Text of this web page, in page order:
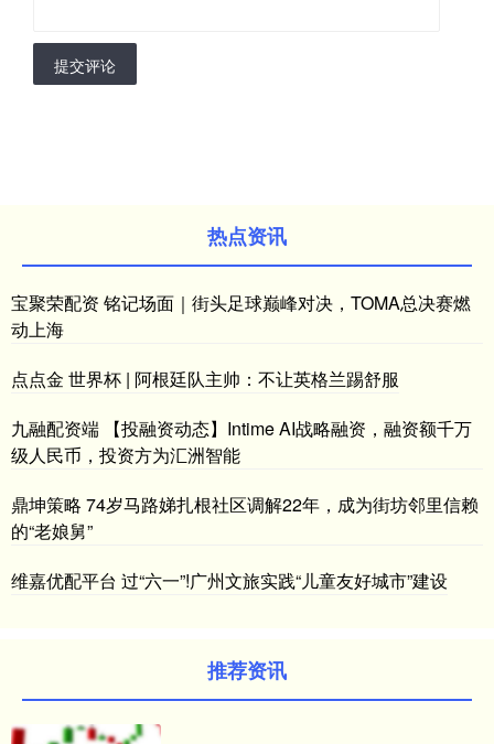
提交评论
热点资讯
宝聚荣配资 铭记场面｜街头足球巅峰对决，TOMA总决赛燃
动上海
点点金 世界杯 | 阿根廷队主帅：不让英格兰踢舒服
九融配资端 【投融资动态】Intime AI战略融资，融资额千万
级人民币，投资方为汇洲智能
鼎坤策略 74岁马路娣扎根社区调解22年，成为街坊邻里信赖
的“老娘舅”
维嘉优配平台 过“六一”!广州文旅实践“儿童友好城市”建设
推荐资讯